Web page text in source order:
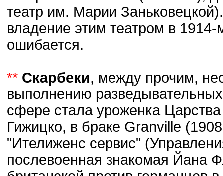
театр им. Марии
владение этим театром в
ошибается.
** Скарбеки, между прочим,
выполнению
сфере стала уроженка
Гижицко, в браке Granville
"Ителиженс сервис"
послевоенная знакомая Йана